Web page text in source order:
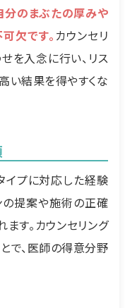
分のまぶたの厚みや
欠です。 カウンセリ
を入念に行い、リス
い結果を得やすくな
イプに対応した経験
の提案や施術の正確
す。カウンセリング
で、医師の得意分野